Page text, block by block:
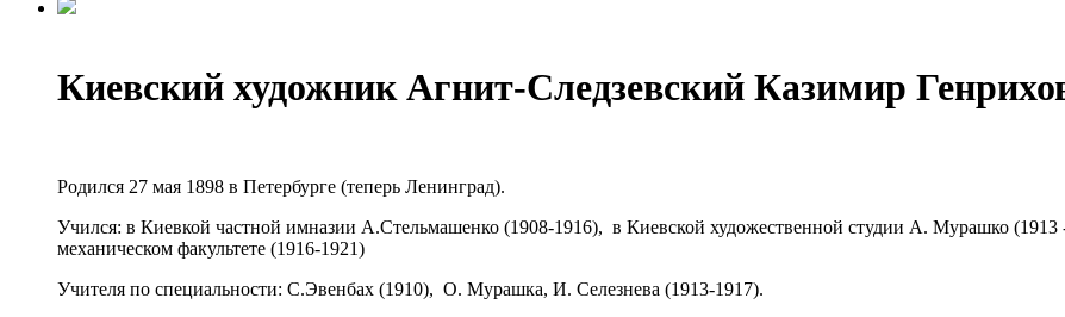
Киевский художник Агнит-Следзевский Казимир
Родился 27 мая 1898 в Петербурге (теперь Ленинград).
Учился: в Киевкой частной имназии А.Стельмашенко (1908-1916), в Киевской художественной студии А. Мурашко (1913
механическом факультете (1916-1921)
Учителя по специальности: С.Эвенбах (1910), О. Мурашка, И. Селезнева (1913-1917).